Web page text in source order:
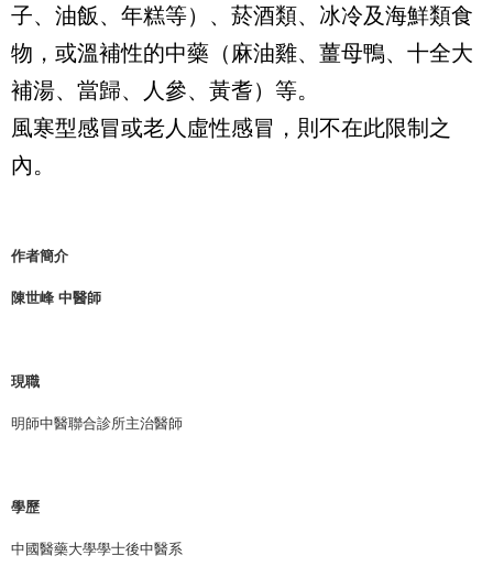
子、油飯、年糕等）、菸酒類、冰冷及海鮮類食
物，或溫補性的中藥（麻油雞、薑母鴨、十全大
補湯、當歸、人參、黃耆）等。
風寒型感冒或老人虛性感冒，則不在此限制之
內。
作者簡介
陳世峰 中醫師
現職
明師中醫聯合診所主治醫師
學歷
中國醫藥大學學士後中醫系